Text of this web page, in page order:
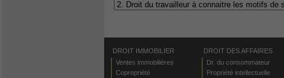
DROIT IMMOBILIER
Ventes immobilières
Copropriété
DROIT DES AFFAIRES
Dr. du consommateur
Propriété intellectuelle